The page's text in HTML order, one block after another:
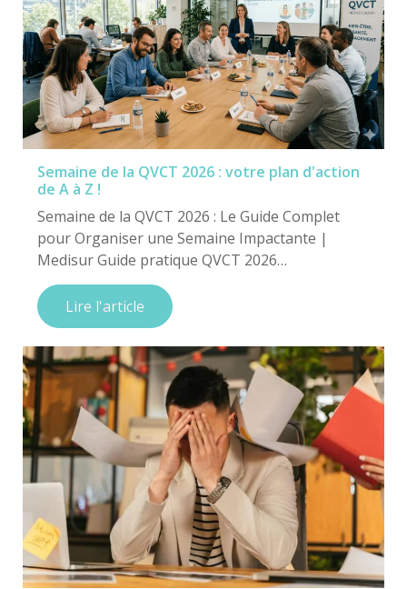
Semaine de la QVCT 2026 : votre plan d'action
de A à Z !
Semaine de la QVCT 2026 : Le Guide Complet
pour Organiser une Semaine Impactante |
Medisur Guide pratique QVCT 2026…
Lire l'article